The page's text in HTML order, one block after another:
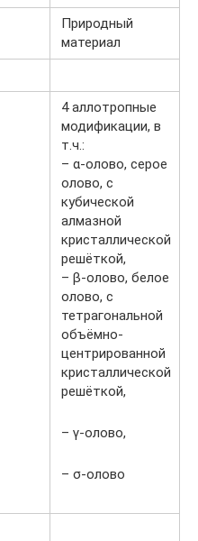
Природный
материал
4 аллотропные
модификации, в
т.ч.:
– α-олово, серое
олово, с
кубической
алмазной
кристаллической
решёткой,
– β-олово, белое
олово, с
тетрагональной
объёмно-
центрированной
кристаллической
решёткой,
– γ-олово,
– σ-олово